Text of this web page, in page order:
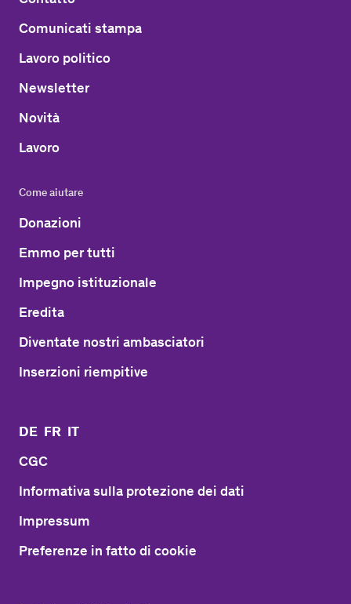
Comunicati stampa
Lavoro politico
Newsletter
Novità
Lavoro
Come aiutare
Donazioni
Emmo per tutti
Impegno istituzionale
Eredita
Diventate nostri ambasciatori
Inserzioni riempitive
DE FR IT
CGC
Informativa sulla protezione dei dati
Impressum
Preferenze in fatto di cookie